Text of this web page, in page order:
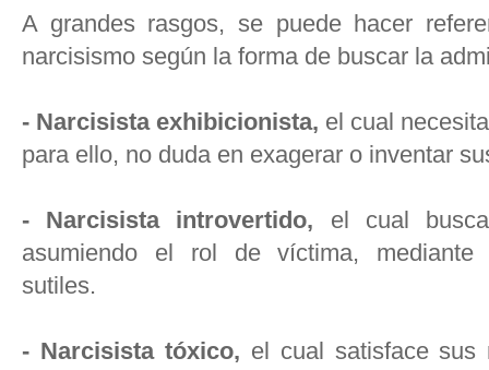
A grandes rasgos, se puede hacer
narcisismo según la forma de buscar la
- Narcisista exhibicionista, el cual
para ello, no duda en exagerar o inventar
- Narcisista introvertido, el cual
asumiendo el rol de víctima, mediante
sutiles.
- Narcisista tóxico, el cual satisface sus